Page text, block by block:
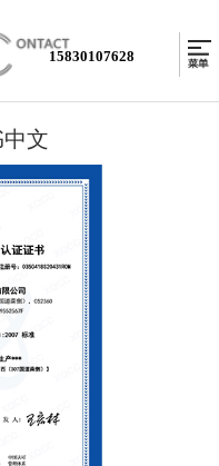
15830107628
文